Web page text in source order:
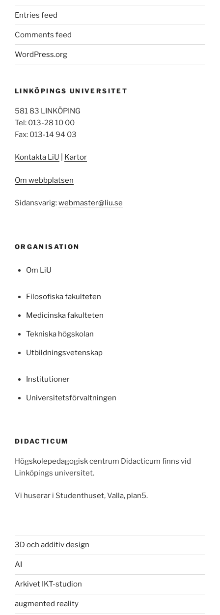
Entries feed
Comments feed
WordPress.org
LINKÖPINGS UNIVERSITET
581 83 LINKÖPING
Tel: 013-28 10 00
Fax: 013-14 94 03
Kontakta LiU Kartor
Om webbplatsen
Sidansvarig:webmaster@liu.se
ORGANISATION
Om LiU
Filosofiska fakulteten
Medicinska fakulteten
Tekniska högskolan
Utbildningsvetenskap
Institutioner
Universitetsförvaltningen
DIDACTICUM
Högskolepedagogisk centrum Didacticum finns vid
Linköpings universitet.
Vi huserar i Studenthuset, Valla, plan5.
3D och additiv design
AI
Arkivet IKT-studion
augmented reality